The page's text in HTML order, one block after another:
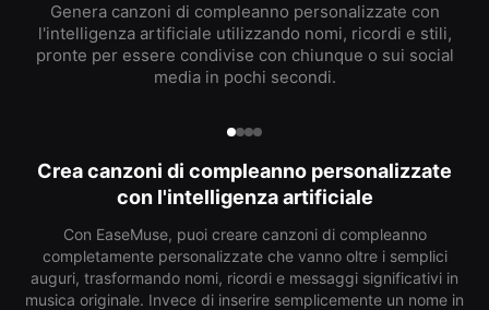
Genera canzoni di compleanno personalizzate con
l'intelligenza artificiale utilizzando nomi, ricordi e stili,
pronte per essere condivise con chiunque o sui social
media in pochi secondi.
Crea canzoni di compleanno personalizzate
con l'intelligenza artificiale
Con EaseMuse, puoi creare canzoni di compleanno
completamente personalizzate che vanno oltre i semplici
auguri, trasformando nomi, ricordi e messaggi significativi in
musica originale. Invece di inserire semplicemente un nome in